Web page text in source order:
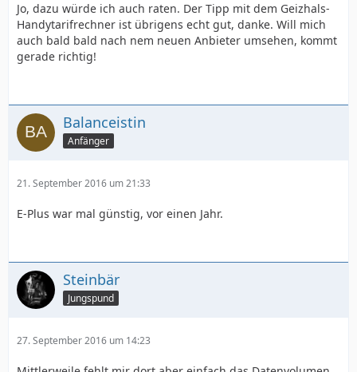
Jo, dazu würde ich auch raten. Der Tipp mit dem Geizhals-
Handytarifrechner ist übrigens echt gut, danke. Will mich
auch bald bald nach nem neuen Anbieter umsehen, kommt
gerade richtig!
Balanceistin
Anfänger
21. September 2016 um 21:33
E-Plus war mal günstig, vor einen Jahr.
Steinbär
Jungspund
27. September 2016 um 14:23